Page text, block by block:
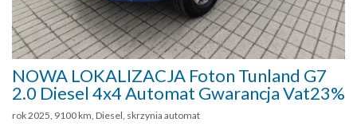
NOWA LOKALIZACJA Foton Tunland G7
2.0 Diesel 4x4 Automat Gwarancja Vat23%
rok 2025, 9100 km, Diesel, skrzynia automat